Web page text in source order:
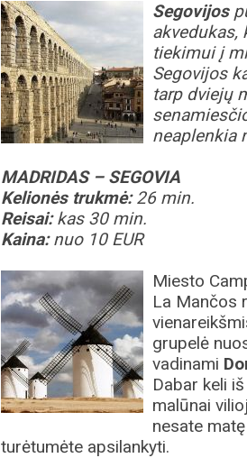
Segovijos
akvedukas,
tiekimui į
Segovijos
tarp dviejų
neaplenkia
MADRIDAS – SEGOVIA
Kelionės trukmė:26 min.
Reisai:kas 30 min.
Kaina:nuo 10 EUR
Miesto
La Mančos
grupelė
vadinami
Dabar keli
malūnai
nesate
turėtumėte apsilankyti.